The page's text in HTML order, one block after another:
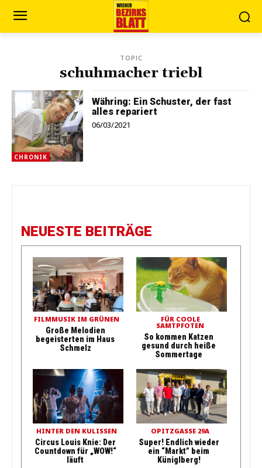
TOPIC
schuhmacher triebl
CHRONIK
Währing: Ein ­Schuster, der fast
alles repariert
06/03/2021
NEUESTE BEITRÄGE
FILMMUSIK IM GRÜNEN
Große Melodien
begeisterten im Haus
Schmelz
FÜR COOLE
SAMTPFOTEN
So kommen Katzen
gesund durch heiße
Sommertage
HINTER DEN KULISSEN
Circus Louis Knie: Der
Countdown für „WOW!“
läuft
OPITZGASSE 29A
Super! Endlich wieder
ein “Markt” beim
Küniglberg!